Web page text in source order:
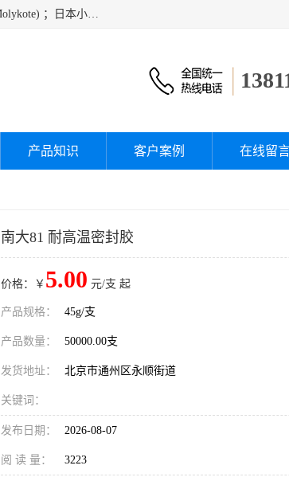
经销美国道康宁（DOW CORNING）硅胶；通用/东芝（GE/Toshiba）3M胶粘剂；乐泰（Loctite)；磨利可（Molykote) ；日本小西（KONISHI）硅胶；施敏打硬,硅胶；信越 产品；关东化成防潮披腹胶 ；三键；索尼；韩国Diabond，等各种电子电机电器进口硅胶产品、硅脂、硅油，经销美国道康宁（DOW CORNING）硅胶等
产品知识 客户案例 在线留
南大81 耐高温密封胶
价格：￥ 5.00 元/支 起
产品规格： 45g/支
产品数量： 50000.00支
发货地址： 北京市通州区永顺街道
关键词：
发布日期： 2026-08-07
阅 读 量： 3223